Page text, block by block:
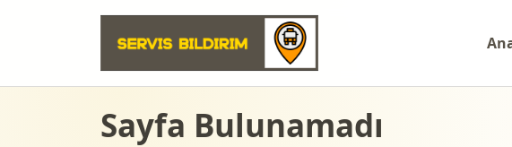
Sayfa Bulunamadı